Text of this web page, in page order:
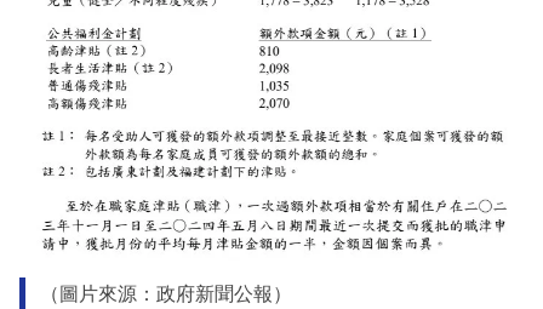
（圖片來源：政府新聞公報）